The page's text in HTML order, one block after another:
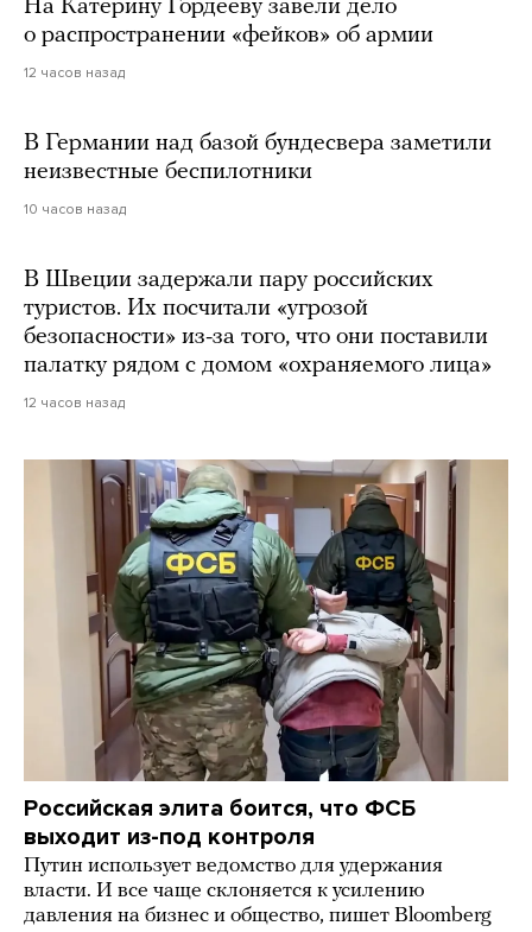
На Катерину Гордееву завели дело
о распространении «фейков» об армии
12 часов назад
В Германии над базой бундесвера заметили
неизвестные беспилотники
10 часов назад
В Швеции задержали пару российских
туристов. Их посчитали «угрозой
безопасности» из-за того, что они поставили
палатку рядом с домом «охраняемого лица»
12 часов назад
Российская элита боится, что ФСБ
выходит из-под контроля
Путин использует ведомство для удержания
власти. И все чаще склоняется к усилению
давления на бизнес и общество, пишет Bloomberg